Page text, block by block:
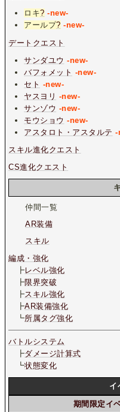
ロキ? -new-
アールプ? -new-
デートクエスト
サンダユウ -new-
バフォメット -new-
セト -new-
ヤスヨリ -new-
サンゾウ -new-
モウショウ -new-
アスタロト・アスタルテ -
スキル進化クエスト
CS進化クエスト
仲間一覧
AR装備
スキル
編成・強化
┣レベル強化
┣限界突破
┣スキル強化
┣AR装備強化
┗所属タグ強化
バトルシステム
┣ダメージ計算式
┗状態変化
イ
期間限定イ